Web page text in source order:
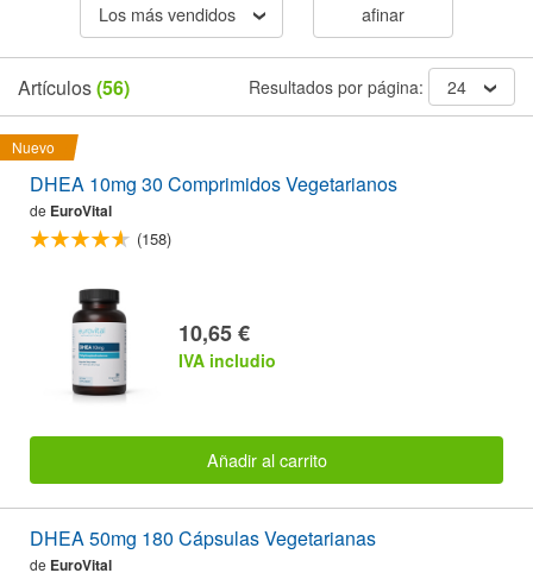
Los más vendidos afinar
Artículos(56) Resultados por página: 24
Nuevo
DHEA 10mg 30 Comprimidos Vegetarianos
de EuroVital
(158)
10,65 €
IVA includio
Añadir al carrito
DHEA 50mg 180 Cápsulas Vegetarianas
de EuroVital